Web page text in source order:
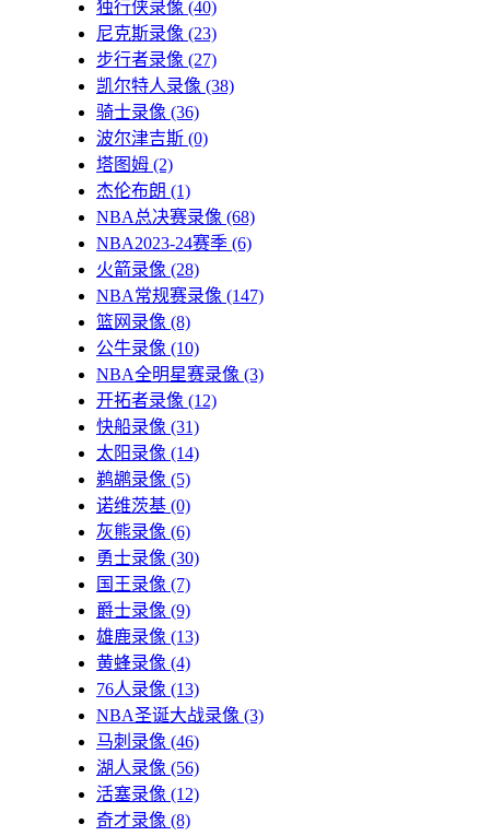
独行侠录像 (40)
尼克斯录像 (23)
步行者录像 (27)
凯尔特人录像 (38)
骑士录像 (36)
波尔津吉斯 (0)
塔图姆 (2)
杰伦布朗 (1)
NBA总决赛录像 (68)
NBA2023-24赛季 (6)
火箭录像 (28)
NBA常规赛录像 (147)
篮网录像 (8)
公牛录像 (10)
NBA全明星赛录像 (3)
开拓者录像 (12)
快船录像 (31)
太阳录像 (14)
鹈鹕录像 (5)
诺维茨基 (0)
灰熊录像 (6)
勇士录像 (30)
国王录像 (7)
爵士录像 (9)
雄鹿录像 (13)
黄蜂录像 (4)
76人录像 (13)
NBA圣诞大战录像 (3)
马刺录像 (46)
湖人录像 (56)
活塞录像 (12)
奇才录像 (8)